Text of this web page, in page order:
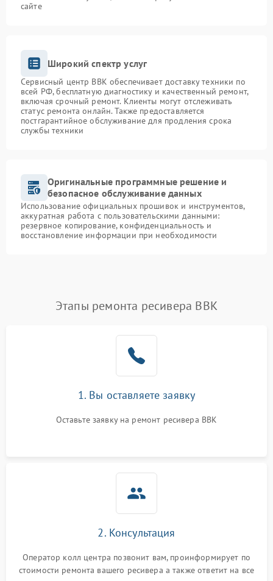
сайте
Широкий спектр услуг
Сервисный центр BBK обеспечивает доставку техники по
всей РФ, бесплатную диагностику и качественный ремонт,
включая срочный ремонт. Клиенты могут отслеживать
статус ремонта онлайн. Также предоставляется
постгарантийное обслуживание для продления срока
службы техники
Оригинальные программные решение и
безопасное обслуживание данных
Использование официальных прошивок и инструментов,
аккуратная работа с пользовательскими данными:
резервное копирование, конфиденциальность и
восстановление информации при необходимости
Этапы ремонта ресивера BBK
1. Вы оставляете заявку
Оставьте заявку на ремонт ресивера BBK
2. Консультация
Оператор колл центра позвонит вам, проинформирует по
стоимости ремонта вашего ресивера а также ответит на все